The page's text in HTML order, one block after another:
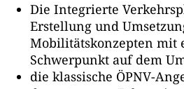
Die Integrierte
Erstellung und
Mobilitätskonzepten mit
Schwerpunkt auf dem
die klassische ÖPNV-